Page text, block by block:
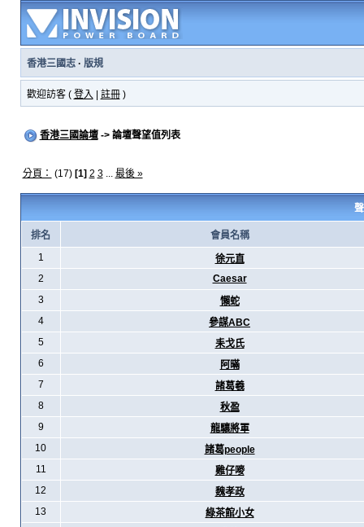
香港三國志· 版規
歡迎訪客 ( 登入 註冊)
香港三國論壇-> 論壇聲望值列表
分頁： (17) [1] 2 3... 最後 »
排名
會員名稱
1
徐元直
2
Caesar
3
懶蛇
4
參謀ABC
5
耒戈氏
6
阿暪
7
諸葛羲
8
秋盈
9
龍驤將軍
10
諸葛people
11
雞仔嘜
12
魏孝政
13
綠茶館小女